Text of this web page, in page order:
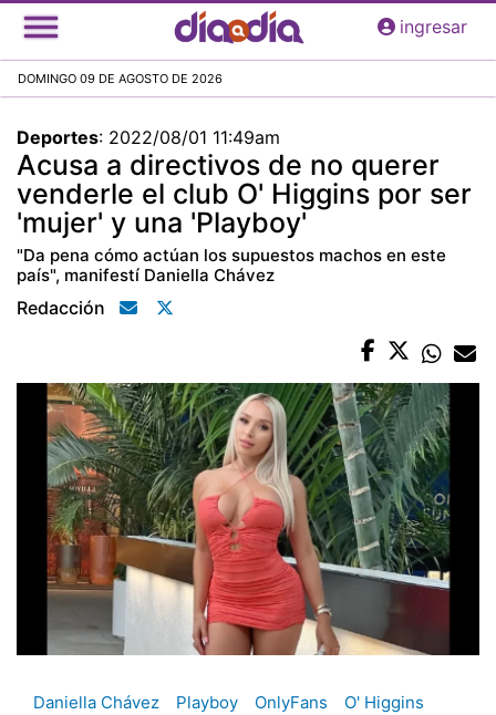
Pasar
al
principal
ingresar
DOMINGO 09 DE AGOSTO DE 2026
Deportes: 2022/08/01 11:49am
Acusa a directivos de no querer
venderle el club O' Higgins por ser
'mujer' y una 'Playboy'
"Da pena cómo actúan los supuestos machos en este
país", manifestí Daniella Chávez
Redacción
Daniella Chávez Playboy OnlyFans
O' Higgins